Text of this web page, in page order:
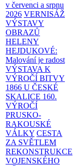
v červenci a srpnu
2026 VERNISÁŽ
VÝSTAVY
OBRAZŮ
HELENY
HEJDUKOVÉ:
Malování je radost
VÝSTAVA K
VÝROČÍ BITVY
1866 U ČESKÉ
SKALICE 160.
VÝROČÍ
PRUSKO-
RAKOUSKÉ
VÁLKY CESTA
ZA SVĚTLEM
REKONSTRUKCE
VOJENSKÉHO